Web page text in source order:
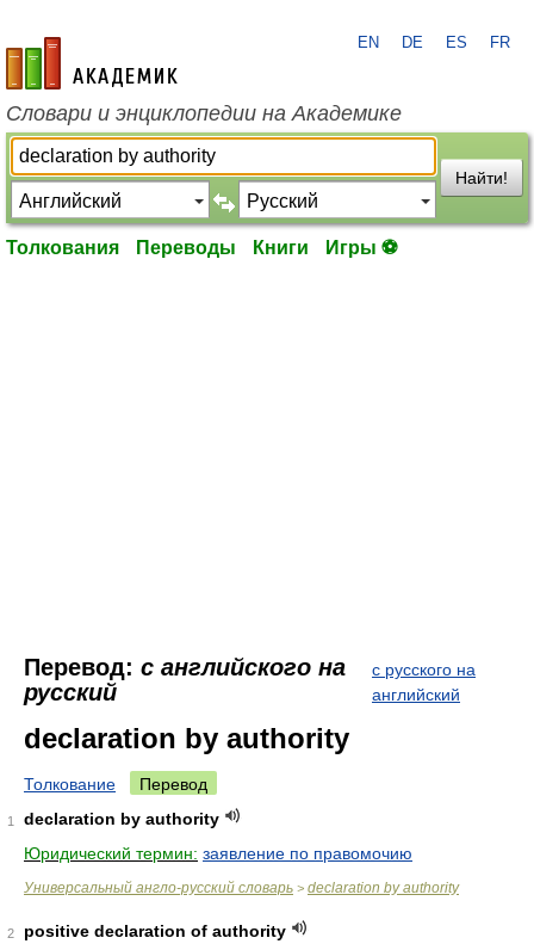
academic.ru
EN DE ES FR
Словари и энциклопедии на Академике
Найти!
Толкования Переводы Книги Игры ⚽
Перевод: с английского на
русский
с русского на
английский
declaration by authority
Толкование Перевод
1
declaration by authority
Юридический термин: заявление по правомочию
Универсальный англо-русский словарь > declaration by authority
2
positive declaration of authority